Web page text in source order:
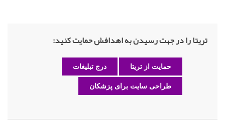
تریتا را در جهت رسیدن به اهدافش حمایت کنید:
حمایت از تریتا درج تبلیغات
طراحی سایت برای پزشکان